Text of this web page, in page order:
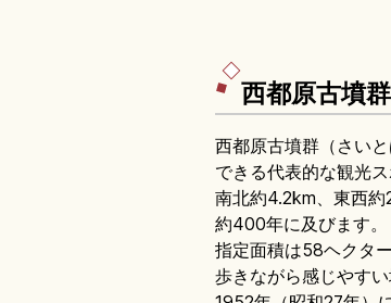
西都原古墳
西都原古墳群（さい
できる代表的な観光ス
南北約4.2km、東西
約400年に及びます。
指定面積は58ヘクタ
歩きながら感じやすい